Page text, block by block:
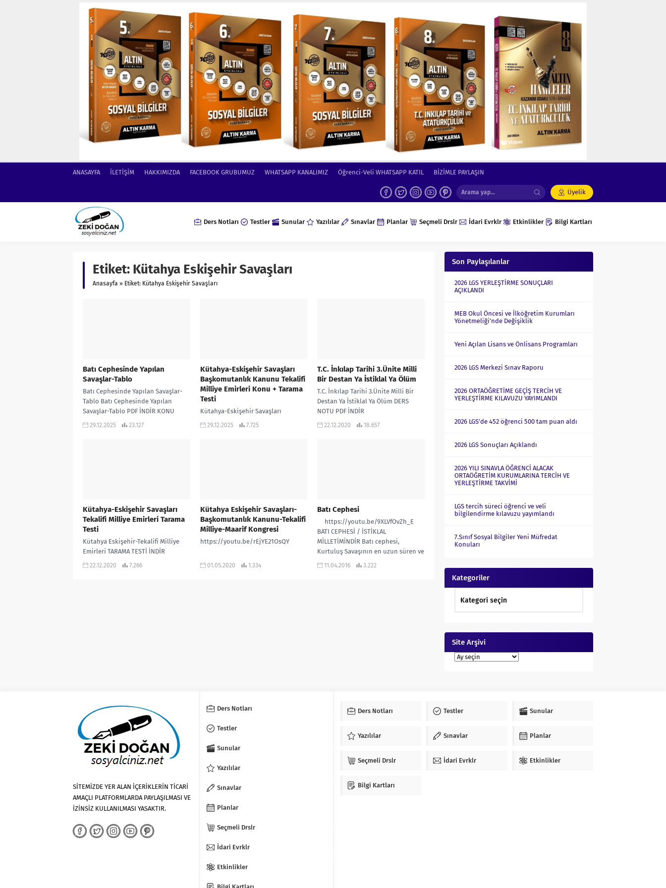
ANASAYFA İLETİŞİM HAKKIMIZDA FACEBOOK GRUBUMUZ WHATSAPP KANALIMIZ Öğrenci-Veli WHATSAPP KATIL BİZİMLE PAYLAŞIN
Üyelik
Ders Notları Testler Sunular Yazılılar Sınavlar Planlar Seçmeli Drslr İdari Evrklr Etkinlikler Bilgi Kartları
Etiket: Kütahya Eskişehir Savaşları
Anasayfa » Etiket: Kütahya Eskişehir Savaşları
Batı Cephesinde Yapılan
Savaşlar-Tablo
Batı Cephesinde Yapılan Savaşlar-
Tablo Batı Cephesinde Yapılan
Savaşlar-Tablo PDF İNDİR KONU
ANLATIMLI VE SORU BANKASI
29.12.2025 23.127
Kütahya-Eskişehir Savaşları
Başkomutanlık Kanunu Tekalifi
Milliye Emirleri Konu + Tarama
Testi
Kütahya-Eskişehir Savaşları
Başkomutanlık Kanunu Tekalifi
29.12.2025 7.725
T.C. İnkılap Tarihi 3.Ünite Milli
Bir Destan Ya İstiklal Ya Ölüm
T.C. İnkılap Tarihi 3.Ünite Milli Bir
Destan Ya İstiklal Ya Ölüm DERS
NOTU PDF İNDİR
22.12.2020 18.657
Kütahya-Eskişehir Savaşları
Tekalifi Milliye Emirleri Tarama
Testi
Kütahya Eskişehir-Tekalifi Milliye
Emirleri TARAMA TESTİ İNDİR
22.12.2020 7.266
Kütahya Eskişehir Savaşları-
Başkomutanlık Kanunu-Tekalifi
Milliye-Maarif Kongresi
https://youtu.be/rEjYE21OsQY
01.05.2020 1.334
Batı Cephesi
https://youtu.be/9XLVfOvZh_E
BATI CEPHESİ / İSTİKLAL
MİLLETİMİNDİR Batı cephesi,
Kurtuluş Savaşının en uzun süren ve
en şiddetli savaşların...
11.04.2016 3.222
Son Paylaşılanlar
2026 LGS YERLEŞTİRME SONUÇLARI
AÇIKLANDI
MEB Okul Öncesi ve İlköğretim Kurumları
Yönetmeliği’nde Değişiklik
Yeni Açılan Lisans ve Önlisans Programları
2026 LGS Merkezi Sınav Raporu
2026 ORTAÖĞRETİME GEÇİŞ TERCİH VE
YERLEŞTİRME KILAVUZU YAYIMLANDI
2026 LGS’de 452 öğrenci 500 tam puan aldı
2026 LGS Sonuçları Açıklandı
2026 YILI SINAVLA ÖĞRENCİ ALACAK
ORTAÖĞRETİM KURUMLARINA TERCİH VE
YERLEŞTİRME TAKVİMİ
LGS tercih süreci öğrenci ve veli
bilgilendirme kılavuzu yayımlandı
7.Sınıf Sosyal Bilgiler Yeni Müfredat
Konuları
Kategoriler
Site Arşivi
SİTEMİZDE YER ALAN İÇERİKLERİN TİCARİ
AMAÇLI PLATFORMLARDA PAYLAŞILMASI VE
İZİNSİZ KULLANILMASI YASAKTIR.
Ders Notları
Testler
Sunular
Yazılılar
Sınavlar
Planlar
Seçmeli Drslr
İdari Evrklr
Etkinlikler
Ders Notları Testler Sunular
Yazılılar Sınavlar Planlar
Seçmeli Drslr İdari Evrklr Etkinlikler
Bilgi Kartları